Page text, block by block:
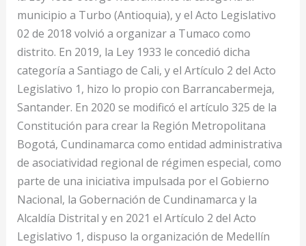
municipio a Turbo (Antioquia), y el Acto Legislativo
02 de 2018 volvió a organizar a Tumaco como
distrito. En 2019, la Ley 1933 le concedió dicha
categoría a Santiago de Cali, y el Artículo 2 del Acto
Legislativo 1, hizo lo propio con Barrancabermeja,
Santander. En 2020 se modificó el artículo 325 de la
Constitución para crear la Región Metropolitana
Bogotá, Cundinamarca como entidad administrativa
de asociatividad regional de régimen especial, como
parte de una iniciativa impulsada por el Gobierno
Nacional, la Gobernación de Cundinamarca y la
Alcaldía Distrital y en 2021 el Artículo 2 del Acto
Legislativo 1, dispuso la organización de Medellín